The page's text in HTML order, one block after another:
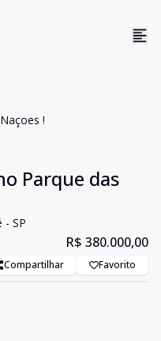
!
Parque das
- SP
R$ 380.000,00
Compartilhar Favorito